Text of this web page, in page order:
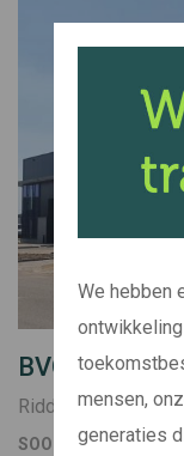
BVG
Ridderkerk
SOORT
We hebben
mensen,
generaties